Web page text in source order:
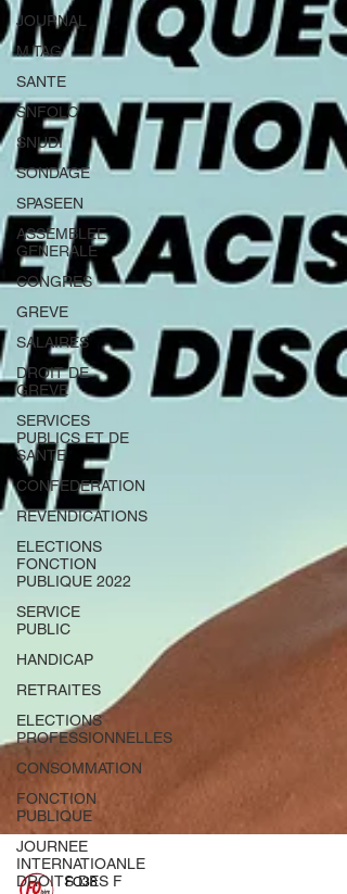
JOURNAL
M TAG
SANTE
SNFOLC
SNUDI
SONDAGE
SPASEEN
ASSEMBLEE
GENERALE
CONGRES
GREVE
SALAIRES
DROIT DE
GREVE
SERVICES
PUBLICS ET DE
SANTE
CONFEDERATION
REVENDICATIONS
ELECTIONS
FONCTION
PUBLIQUE 2022
SERVICE
PUBLIC
HANDICAP
RETRAITES
ELECTIONS
PROFESSIONNELLES
CONSOMMATION
FONCTION
PUBLIQUE
JOURNEE
INTERNATIOANLE
DROITS DES F